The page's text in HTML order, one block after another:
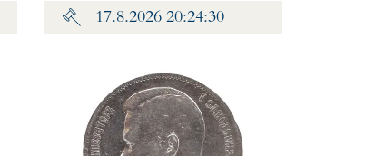
17.8.2026 20:24:30